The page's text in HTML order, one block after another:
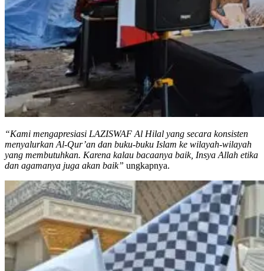
“Kami mengapresiasi LAZISWAF Al Hilal yang secara konsisten
menyalurkan Al-Qur’an dan buku-buku Islam ke wilayah-wilayah
yang membutuhkan. Karena kalau bacaanya baik, Insya Allah etika
dan agamanya juga akan baik” ungkapnya.